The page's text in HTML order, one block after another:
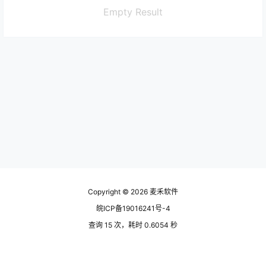
Empty Result
Copyright © 2026 麦禾软件
皖ICP备19016241号-4
查询 15 次，耗时 0.6054 秒